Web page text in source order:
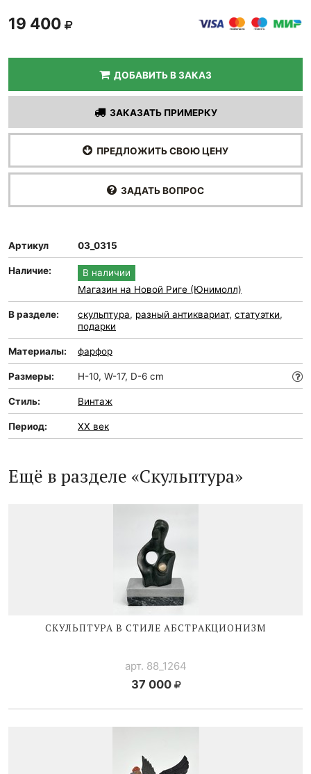
19 400
ДОБАВИТЬ В ЗАКАЗ
ЗАКАЗАТЬ ПРИМЕРКУ
ПРЕДЛОЖИТЬ СВОЮ ЦЕНУ
ЗАДАТЬ ВОПРОС
Артикул 03_0315
Наличие:
В наличии
Магазин на Новой Риге (Юнимолл)
В разделе: скульптура, разный антиквариат, статуэтки,
подарки
Материалы: фарфор
Размеры: H-10, W-17, D-6 cm
Стиль: Винтаж
Период: XX век
Ещё в разделе «Скульптура»
СКУЛЬПТУРА В СТИЛЕ АБСТРАКЦИОНИЗМ
арт. 88_1264
37 000